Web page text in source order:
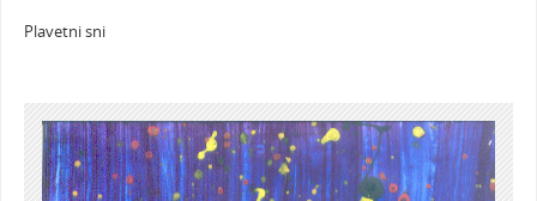
Plavetni sni